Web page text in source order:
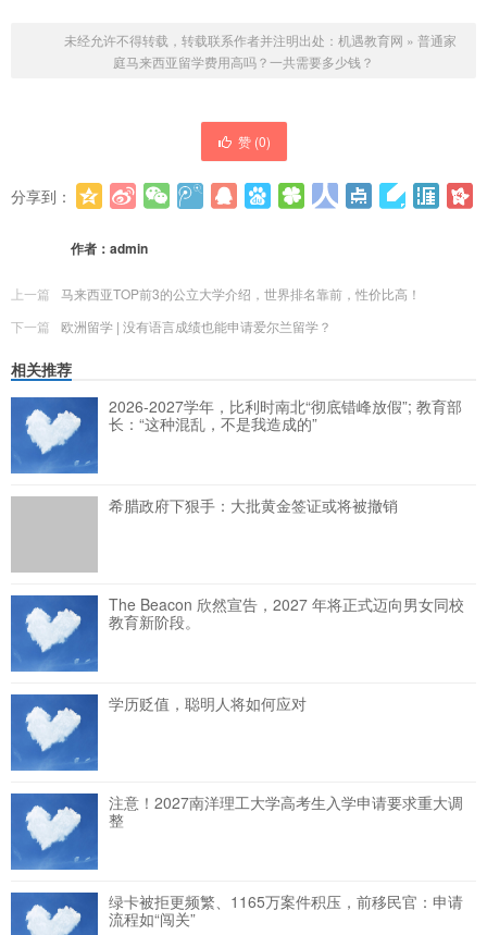
未经允许不得转载，转载联系作者并注明出处： 机遇教育网 » 普通家
庭马来西亚留学费用高吗？一共需要多少钱？
赞 (0)
分享到：
作者： admin
上一篇
马来西亚TOP前3的公立大学介绍，世界排名靠前，性价比高！
下一篇
欧洲留学 | 没有语言成绩也能申请爱尔兰留学？
相关推荐
2026-2027学年，比利时南北“彻底错峰放假”; 教育部
长：“这种混乱，不是我造成的”
希腊政府下狠手：大批黄金签证或将被撤销
The Beacon 欣然宣告，2027 年将正式迈向男女同校
教育新阶段。
学历贬值，聪明人将如何应对
注意！2027南洋理工大学高考生入学申请要求重大调
整
绿卡被拒更频繁、1165万案件积压，前移民官：申请
流程如“闯关”